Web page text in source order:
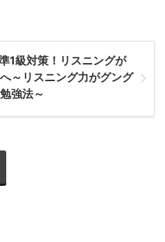
1級対策！リスニングが
～リスニング力がグング
強法～